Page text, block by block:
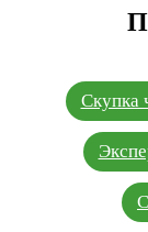
Скупка